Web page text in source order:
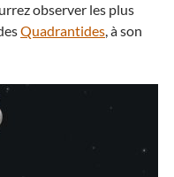
observer les plus
Quadrantides, à son